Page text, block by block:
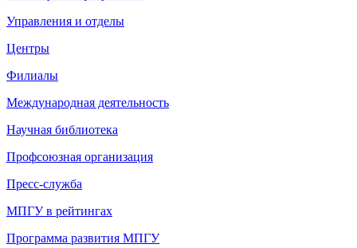
Управления и отделы
Центры
Филиалы
Международная деятельность
Научная библиотека
Профсоюзная организация
Пресс-служба
МПГУ в рейтингах
Программа развития МПГУ